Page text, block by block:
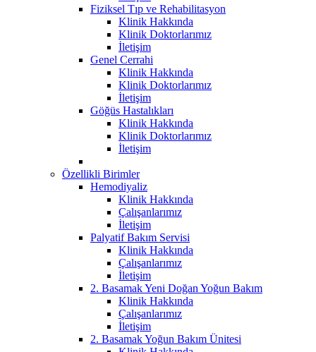
Fiziksel Tıp ve Rehabilitasyon
Klinik Hakkında
Klinik Doktorlarımız
İletişim
Genel Cerrahi
Klinik Hakkında
Klinik Doktorlarımız
İletişim
Göğüs Hastalıkları
Klinik Hakkında
Klinik Doktorlarımız
İletişim
Özellikli Birimler
Hemodiyaliz
Klinik Hakkında
Çalışanlarımız
İletişim
Palyatif Bakım Servisi
Klinik Hakkında
Çalışanlarımız
İletişim
2. Basamak Yeni Doğan Yoğun Bakım
Klinik Hakkında
Çalışanlarımız
İletişim
2. Basamak Yoğun Bakım Ünitesi